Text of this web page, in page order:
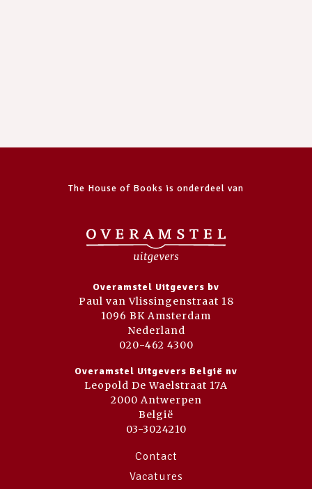
The House of Books is onderdeel van
Overamstel Uitgevers bv
Paul van Vlissingenstraat 18
1096 BK Amsterdam
Nederland
020-462 4300
Overamstel Uitgevers België nv
Leopold De Waelstraat 17A
2000 Antwerpen
België
03-3024210
Contact
Vacatures